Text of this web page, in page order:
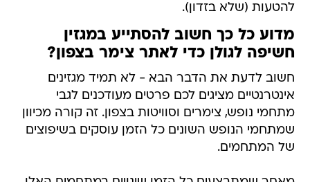
להטעות (שלא בזדון).
מדוע כל כך חשוב להסתייע במגזין
חשיפה לגולן כדי לאתר צימר בצפון?
חשוב לדעת את הדבר הבא - לא תמיד מגזינים
אינטרנטיים מציגים לכם פרטים מעודכנים לגבי
מתחמי נופש, צימרים וסוויטות בצפון. זה קורה מכיוון
שמתחמי הנופש השונים כל הזמן עוסקים בשיפוצים
של המתחמים.